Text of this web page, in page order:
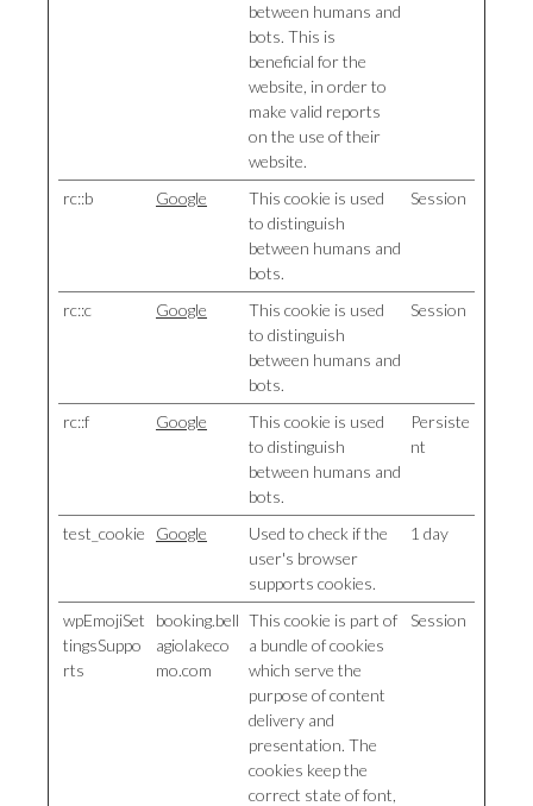
between humans and
bots. This is
beneficial for the
website, in order to
make valid reports
on the use of their
website.
rc::b Google
This cookie is used
to distinguish
between humans and
bots.
Session
rc::c Google
This cookie is used
to distinguish
between humans and
bots.
Session
rc::f Google
This cookie is used
to distinguish
between humans and
bots.
Persiste
nt
test_cookie Google
Used to check if the
user's browser
supports cookies.
1 day
wpEmojiSet
tingsSuppo
rts
booking.bell
agiolakeco
mo.com
This cookie is part of
a bundle of cookies
which serve the
purpose of content
delivery and
presentation. The
cookies keep the
correct state of font,
Session